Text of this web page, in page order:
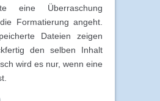
eine Überraschung
Formatierung angeht.
Dateien zeigen
den selben Inhalt
wird es nur, wenn eine